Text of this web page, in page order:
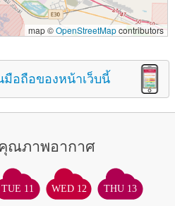
map ©OpenStreetMapcontributors
อถือของหน้าเว็บนี้
ณภาพอากาศ
TUE 11 WED 12 THU 13